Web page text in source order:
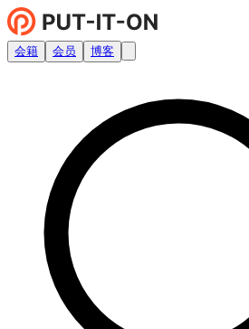
会籍 会员 博客